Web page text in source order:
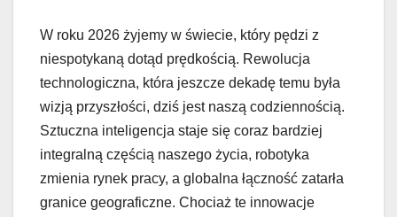
W roku 2026 żyjemy w świecie, który pędzi z
niespotykaną dotąd prędkością. Rewolucja
technologiczna, która jeszcze dekadę temu była
wizją przyszłości, dziś jest naszą codziennością.
Sztuczna inteligencja staje się coraz bardziej
integralną częścią naszego życia, robotyka
zmienia rynek pracy, a globalna łączność zatarła
granice geograficzne. Chociaż te innowacje